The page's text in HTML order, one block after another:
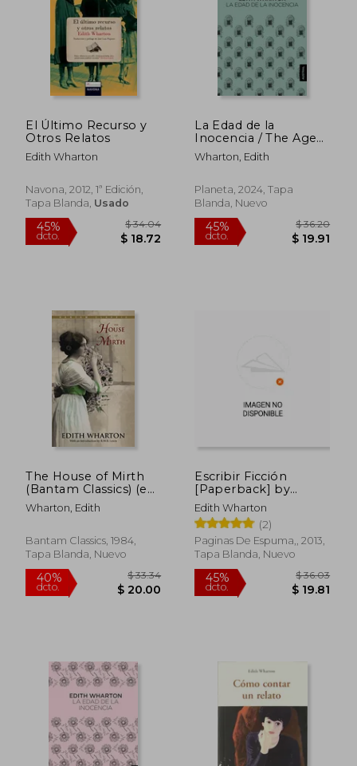
45% 45%
dcto.
45%
dcto.
45%
El Último Recurso y
Otros Relatos
Edith Wharton
Navona, 2012, 1ª Edición,
Tapa Blanda, Usado
La Edad de la
Inocencia / The Age
of Innocence
Wharton, Edith
Planeta, 2024, Tapa
Blanda, Nuevo
The House of Mirth
(Bantam Classics) (en
Inglés)
Wharton, Edith
Bantam Classics, 1984,
Tapa Blanda, Nuevo
Escribir Ficción
[Paperback] by
Wharton, edi
Edith Wharton
(2)
Paginas De Espuma,, 2013,
Tapa Blanda, Nuevo